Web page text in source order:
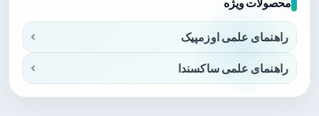
راهنمای علمی اوزمپیک
راهنمای علمی ساکسندا